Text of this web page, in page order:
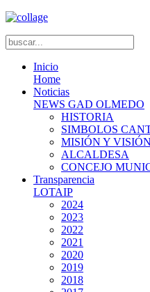
Inicio
Home
Noticias
NEWS GAD OLMEDO
HISTORIA
SIMBOLOS
MISIÓN Y VISIÓN
ALCALDESA
CONCEJO
Transparencia
LOTAIP
2024
2023
2022
2021
2020
2019
2018